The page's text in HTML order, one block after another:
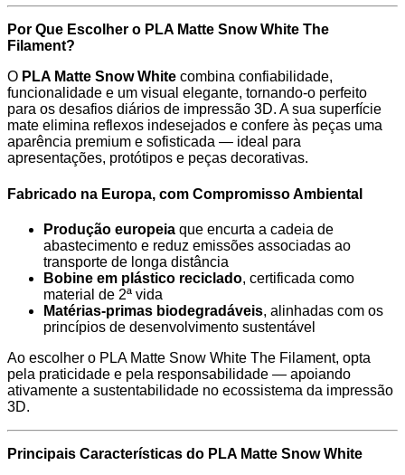
Por Que Escolher o PLA Matte Snow White The
Filament?
O PLA Matte Snow White combina confiabilidade,
funcionalidade e um visual elegante, tornando-o perfeito
para os desafios diários de impressão 3D. A sua superfície
mate elimina reflexos indesejados e confere às peças uma
aparência premium e sofisticada — ideal para
apresentações, protótipos e peças decorativas.
Fabricado na Europa, com Compromisso Ambiental
Produção europeia que encurta a cadeia de
abastecimento e reduz emissões associadas ao
transporte de longa distância
Bobine em plástico reciclado, certificada como
material de 2ª vida
Matérias-primas biodegradáveis, alinhadas com os
princípios de desenvolvimento sustentável
Ao escolher o PLA Matte Snow White The Filament, opta
pela praticidade e pela responsabilidade — apoiando
ativamente a sustentabilidade no ecossistema da impressão
3D.
Principais Características do PLA Matte Snow White